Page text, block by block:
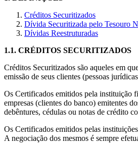
Créditos Securitizados
Dívida Securitizada pelo Tesouro
Dívidas Reestruturadas
1.1. CRÉDITOS SECURITIZADOS
Créditos Securitizados são aqueles em
emissão de seus clientes (pessoas
Os Certificados emitidos pela instituição
empresas (clientes do banco) emitentes
debêntures, cédulas ou notas de crédito
Os Certificados emitidos pelas
A negociação dos mesmos é sempre